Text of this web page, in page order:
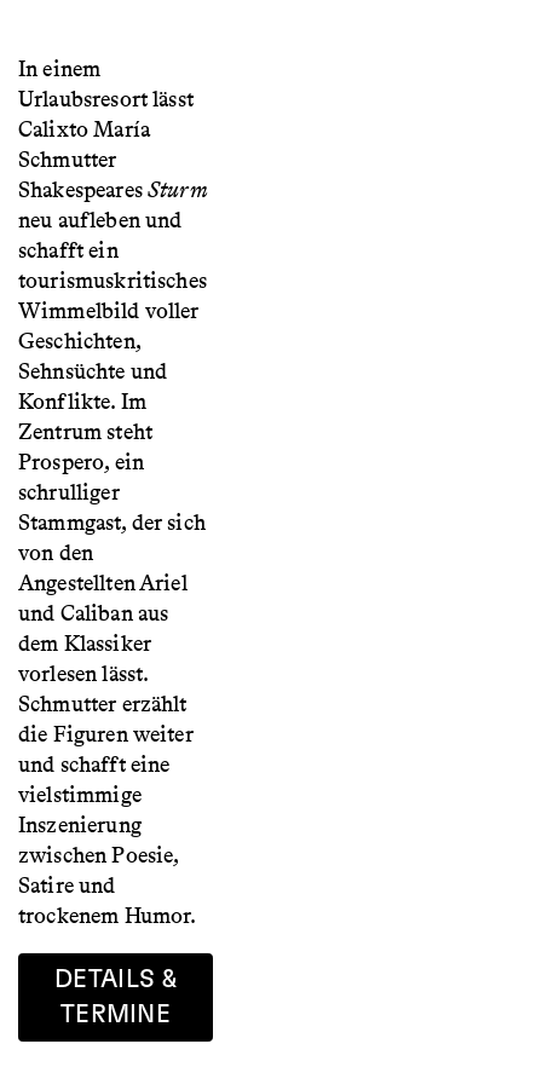
In einem
Urlaubsresort lässt
Calixto María
Schmutter
ShakespearesSturm
neu aufleben und
schafft ein
tourismuskritisches
Wimmelbild voller
Geschichten,
Sehnsüchte und
Konflikte. Im
Zentrum steht
Prospero, ein
schrulliger
Stammgast, der sich
von den
Angestellten Ariel
und Caliban aus
dem Klassiker
vorlesen lässt.
Schmutter erzählt
die Figuren weiter
und schafft eine
vielstimmige
Inszenierung
zwischen Poesie,
Satire und
trockenem Humor.
DETAILS &
TERMINE